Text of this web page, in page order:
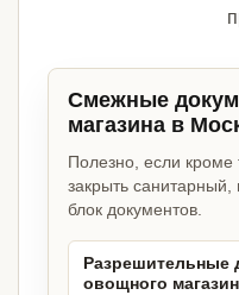
Смежные
магазина в
Полезно, если кроме
закрыть
блок документов.
Разрешительные
овощного